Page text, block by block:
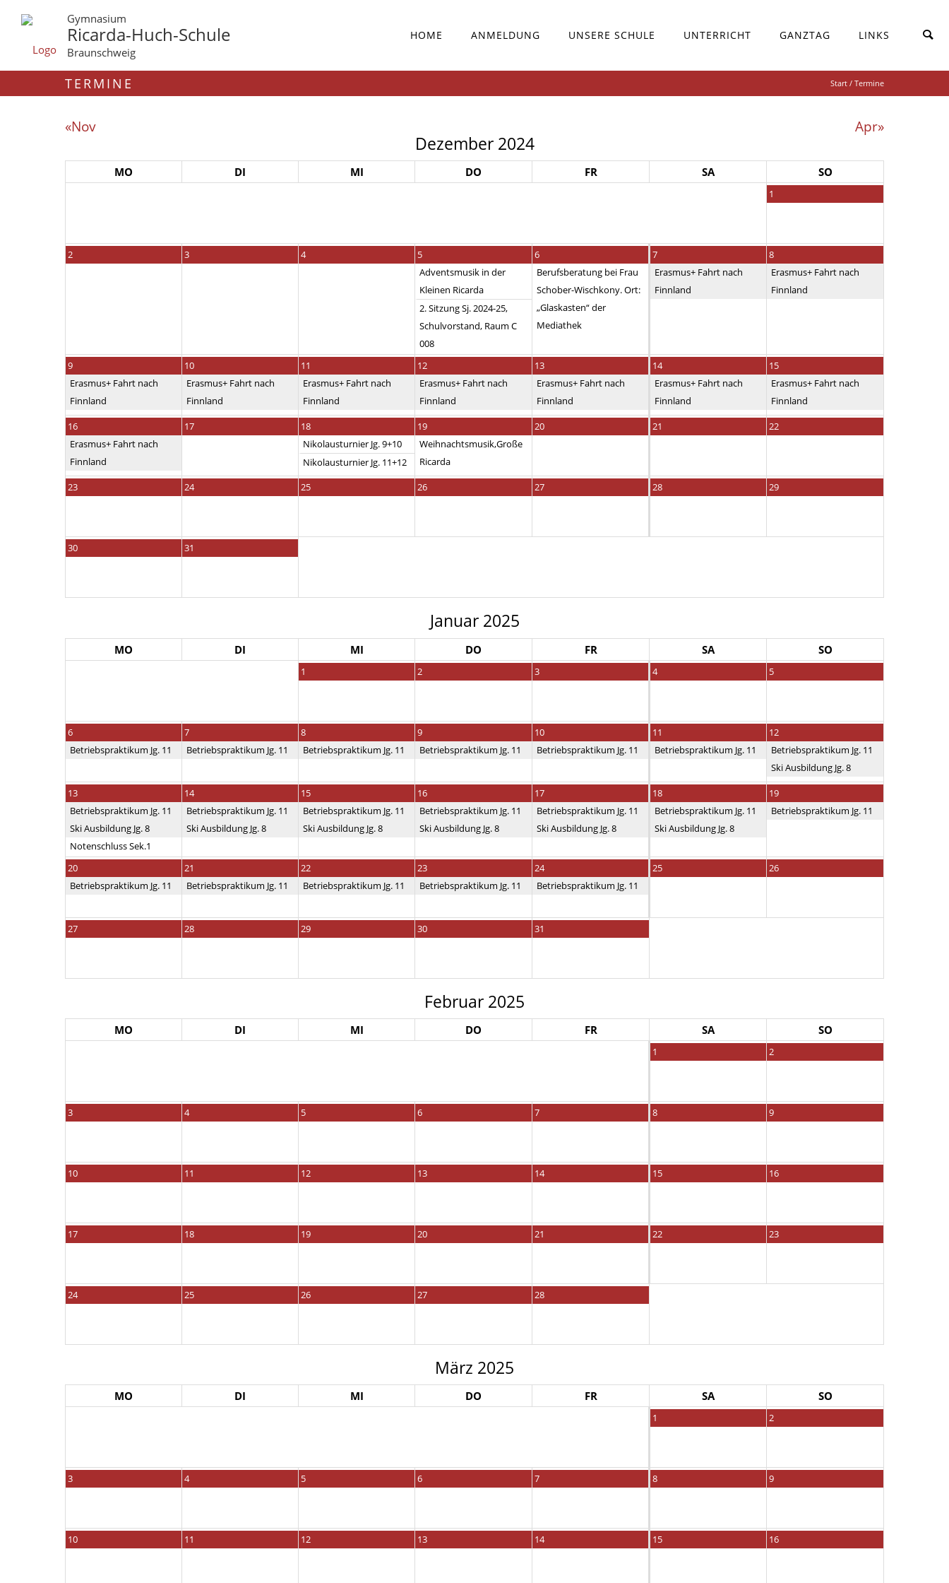
Gymnasium
Ricarda-Huch-Schule
Braunschweig
HOME ANMELDUNG UNSERE SCHULE UNTERRICHT GANZTAG LINKS
TERMINE Start / Termine
«Nov Apr»
Dezember 2024
MO DI MI DO FR SA SO
1
2 3 4
5
Adventsmusik in der
Kleinen Ricarda
2. Sitzung Sj. 2024-25,
Schulvorstand, Raum C
008
6
Berufsberatung bei Frau
Schober-Wischkony. Ort:
„Glaskasten“ der
Mediathek
7
Erasmus+ Fahrt nach
Finnland
8
Erasmus+ Fahrt nach
Finnland
9
Erasmus+ Fahrt nach
Finnland
10
Erasmus+ Fahrt nach
Finnland
11
Erasmus+ Fahrt nach
Finnland
12
Erasmus+ Fahrt nach
Finnland
13
Erasmus+ Fahrt nach
Finnland
14
Erasmus+ Fahrt nach
Finnland
15
Erasmus+ Fahrt nach
Finnland
16
Erasmus+ Fahrt nach
Finnland
17
18
Nikolausturnier Jg. 9+10
Nikolausturnier Jg. 11+12
19
Weihnachtsmusik,Große
Ricarda
20 21 22
23 24 25 26 27 28 29
30 31
Januar 2025
MO DI MI DO FR SA SO
1 2 3 4 5
6
Betriebspraktikum Jg. 11
7
Betriebspraktikum Jg. 11
8
Betriebspraktikum Jg. 11
9
Betriebspraktikum Jg. 11
10
Betriebspraktikum Jg. 11
11
Betriebspraktikum Jg. 11
12
Betriebspraktikum Jg. 11
Ski Ausbildung Jg. 8
13
Betriebspraktikum Jg. 11
Ski Ausbildung Jg. 8
Notenschluss Sek.1
14
Betriebspraktikum Jg. 11
Ski Ausbildung Jg. 8
15
Betriebspraktikum Jg. 11
Ski Ausbildung Jg. 8
16
Betriebspraktikum Jg. 11
Ski Ausbildung Jg. 8
17
Betriebspraktikum Jg. 11
Ski Ausbildung Jg. 8
18
Betriebspraktikum Jg. 11
Ski Ausbildung Jg. 8
19
Betriebspraktikum Jg. 11
20
Betriebspraktikum Jg. 11
21
Betriebspraktikum Jg. 11
22
Betriebspraktikum Jg. 11
23
Betriebspraktikum Jg. 11
24
Betriebspraktikum Jg. 11
25 26
27 28 29 30 31
Februar 2025
MO DI MI DO FR SA SO
1 2
3 4 5 6 7 8 9
10 11 12 13 14 15 16
17 18 19 20 21 22 23
24 25 26 27 28
März 2025
MO DI MI DO FR SA SO
1 2
3 4 5 6 7 8 9
10 11 12 13 14 15 16